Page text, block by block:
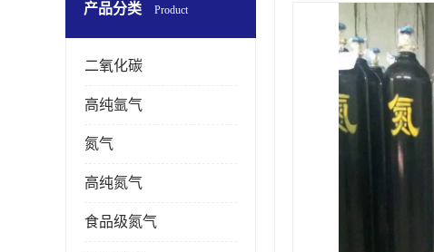
产品分类 Product
二氧化碳
高纯氩气
氮气
高纯氮气
食品级氮气